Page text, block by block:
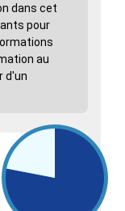
dans cet
pour
au
d'un